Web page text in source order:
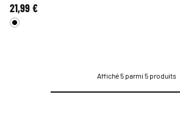
21,99 €
Affiché 5 parmi 5 produits